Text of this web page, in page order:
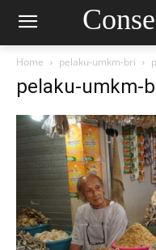
Home pelaku-umkm-bri
pelaku-umkm-